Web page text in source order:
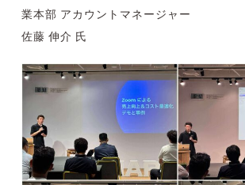
業本部 アカウントマネージャー
佐藤 伸介 氏